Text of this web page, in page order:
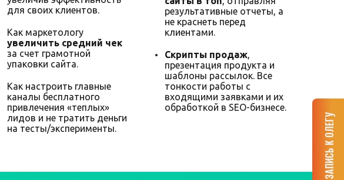
для своих клиентов.
Как маркетологу
увеличить средний чек
за счет грамотной
упаковки сайта.
Как настроить главные
каналы бесплатного
привлечения «теплых»
лидов и не тратить деньги
на тесты/эксперименты.
результативные отчеты, а
не краснеть перед
клиентами.
Скрипты продаж,
презентация продукта и
шаблоны рассылок. Все
тонкости работы с
входящими заявками и их
обработкой в SEO-бизнесе.
ЗАПИСЬ К ОЛЕГУ